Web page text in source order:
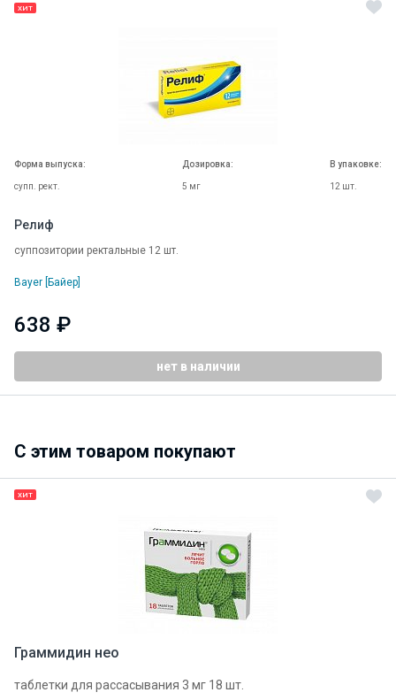
ХИТ
Форма выпуска:
супп. рект.
Дозировка:
5 мг
В упаковке:
12 шт.
Релиф
суппозитории ректальные 12 шт.
Bayer [Байер]
638 ₽
нет в наличии
C этим товаром покупают
ХИТ
Граммидин нео
таблетки для рассасывания 3 мг 18 шт.